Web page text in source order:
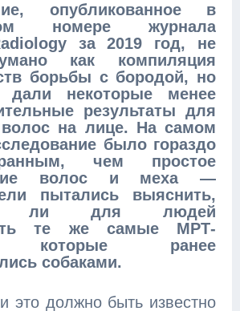
опубликованное в
номере журнала
за 2019 год, не
как компиляция
борьбы с бородой, но
дали некоторые менее
результаты для
на лице. На самом
было гораздо
чем простое
волос и меха —
пытались выяснить,
ли для людей
те же самые МРТ-
которые ранее
собаками.
это должно быть известно